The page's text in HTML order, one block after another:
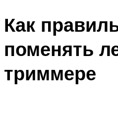
Как
поменять
триммере